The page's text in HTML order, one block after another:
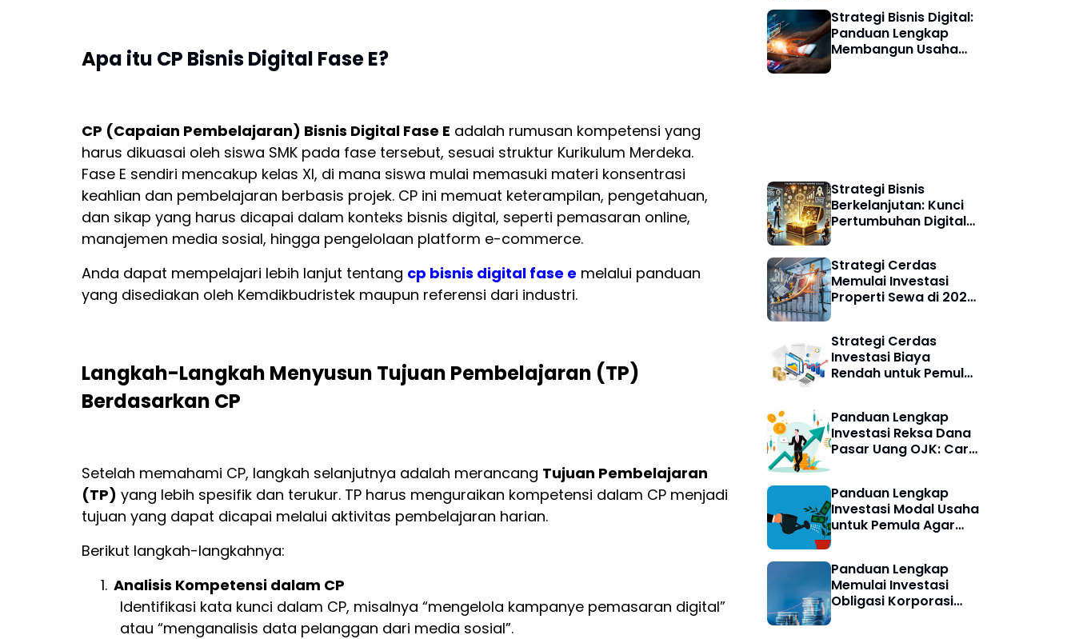
Apa itu CP Bisnis Digital Fase E?
CP (Capaian Pembelajaran) Bisnis Digital Fase E adalah rumusan kompetensi yang
harus dikuasai oleh siswa SMK pada fase tersebut, sesuai struktur Kurikulum Merdeka.
Fase E sendiri mencakup kelas XI, di mana siswa mulai memasuki materi konsentrasi
keahlian dan pembelajaran berbasis projek. CP ini memuat keterampilan, pengetahuan,
dan sikap yang harus dicapai dalam konteks bisnis digital, seperti pemasaran online,
manajemen media sosial, hingga pengelolaan platform e-commerce.
Anda dapat mempelajari lebih lanjut tentang cp bisnis digital fase e melalui panduan
yang disediakan oleh Kemdikbudristek maupun referensi dari industri.
Langkah-Langkah Menyusun Tujuan Pembelajaran (TP)
Berdasarkan CP
Setelah memahami CP, langkah selanjutnya adalah merancang Tujuan Pembelajaran
(TP) yang lebih spesifik dan terukur. TP harus menguraikan kompetensi dalam CP menjadi
tujuan yang dapat dicapai melalui aktivitas pembelajaran harian.
Berikut langkah-langkahnya:
1. Analisis Kompetensi dalam CP
Identifikasi kata kunci dalam CP, misalnya “mengelola kampanye pemasaran digital”
atau “menganalisis data pelanggan dari media sosial”.
Mahasiswa
Strategi Bisnis Digital:
Panduan Lengkap
Membangun Usaha
Strategi Bisnis
Berkelanjutan: Kunci
Pertumbuhan Digital
Strategi Cerdas
Memulai Investasi
Properti Sewa di 2025:
Strategi Cerdas
Investasi Biaya
Rendah untuk Pemula:
Panduan Lengkap
Investasi Reksa Dana
Pasar Uang OJK: Cara
Panduan Lengkap
Investasi Modal Usaha
untuk Pemula Agar
Panduan Lengkap
Memulai Investasi
Obligasi Korporasi